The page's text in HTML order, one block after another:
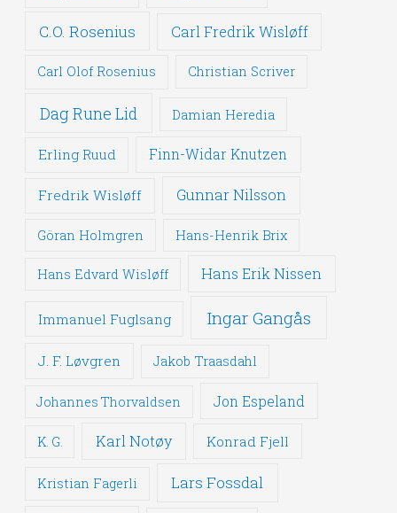
C.O. Rosenius Carl Fredrik Wisløff
Carl Olof Rosenius Christian Scriver
Dag Rune Lid Damian Heredia
Erling Ruud Finn-Widar Knutzen
Fredrik Wisløff Gunnar Nilsson
Göran Holmgren Hans-Henrik Brix
Hans Edvard Wisløff Hans Erik Nissen
Immanuel Fuglsang Ingar Gangås
J. F. Løvgren Jakob Traasdahl
Johannes Thorvaldsen Jon Espeland
K. G. Karl Notøy Konrad Fjell
Kristian Fagerli Lars Fossdal